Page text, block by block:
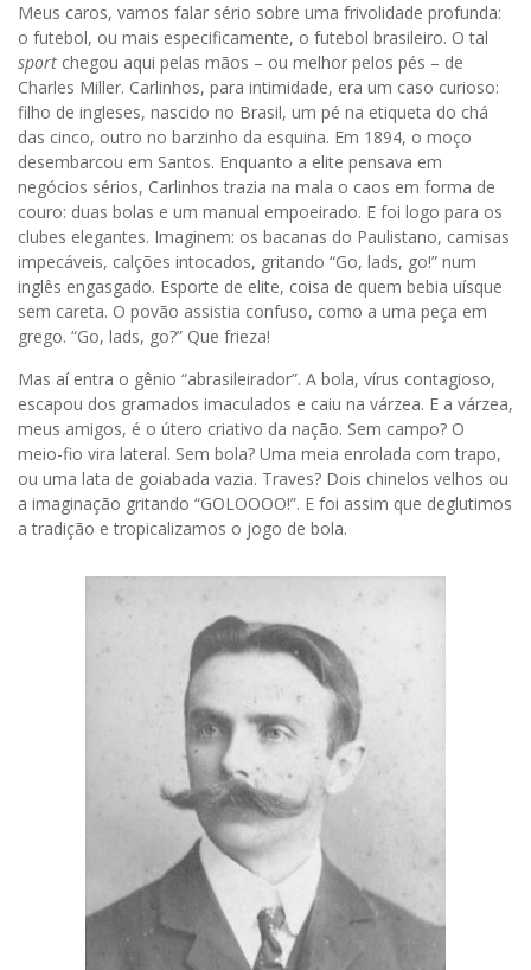
Meus caros, vamos falar sério sobre uma frivolidade profunda:
o futebol, ou mais especificamente, o futebol brasileiro. O tal
sport chegou aqui pelas mãos – ou melhor pelos pés – de
Charles Miller. Carlinhos, para intimidade, era um caso curioso:
filho de ingleses, nascido no Brasil, um pé na etiqueta do chá
das cinco, outro no barzinho da esquina. Em 1894, o moço
desembarcou em Santos. Enquanto a elite pensava em
negócios sérios, Carlinhos trazia na mala o caos em forma de
couro: duas bolas e um manual empoeirado. E foi logo para os
clubes elegantes. Imaginem: os bacanas do Paulistano, camisas
impecáveis, calções intocados, gritando “Go, lads, go!” num
inglês engasgado. Esporte de elite, coisa de quem bebia uísque
sem careta. O povão assistia confuso, como a uma peça em
grego. “Go, lads, go?” Que frieza!
Mas aí entra o gênio “abrasileirador”. A bola, vírus contagioso,
escapou dos gramados imaculados e caiu na várzea. E a várzea,
meus amigos, é o útero criativo da nação. Sem campo? O
meio-fio vira lateral. Sem bola? Uma meia enrolada com trapo,
ou uma lata de goiabada vazia. Traves? Dois chinelos velhos ou
a imaginação gritando “GOLOOOO!”. E foi assim que deglutimos
a tradição e tropicalizamos o jogo de bola.